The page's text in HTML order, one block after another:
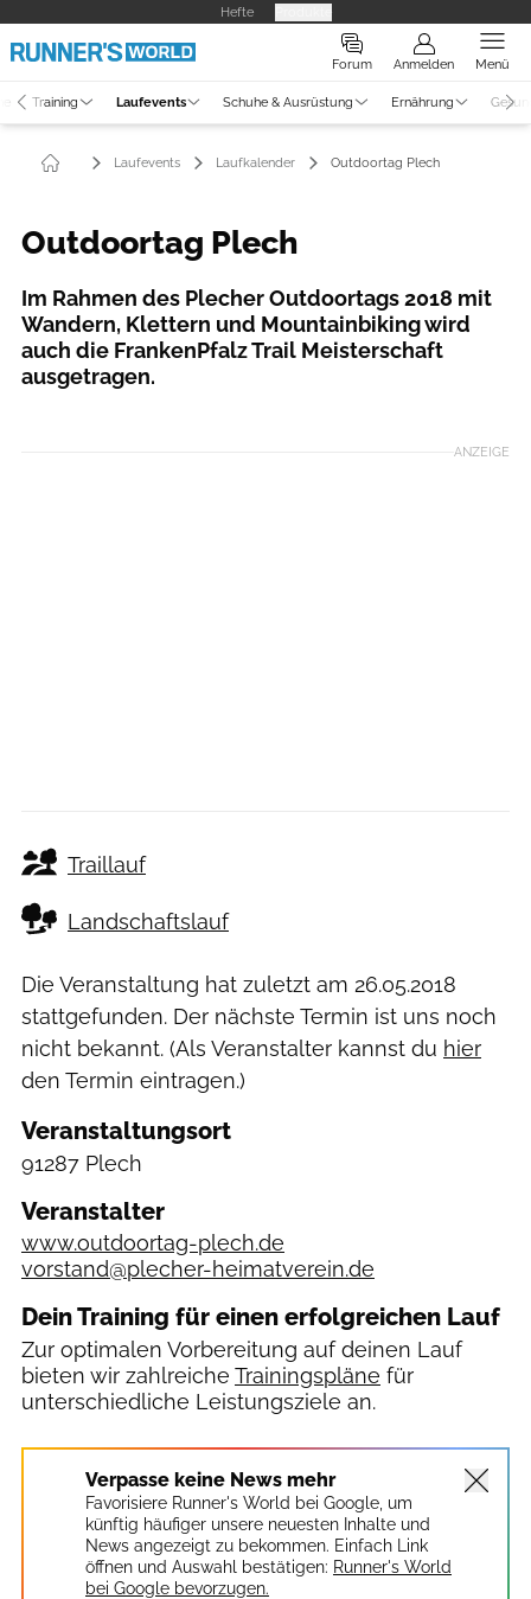
Hefte
Forum Anmelden Menü
Training Laufevents Schuhe & Ausrüstung Ernährung
Laufevents Laufkalender Outdoortag Plech
Outdoortag Plech
Im Rahmen des Plecher Outdoortags 2018 mit
Wandern, Klettern und Mountainbiking wird
auch die FrankenPfalz Trail Meisterschaft
ausgetragen.
ANZEIGE
Traillauf
Landschaftslauf
Die Veranstaltung hat zuletzt am 26.05.2018
stattgefunden. Der nächste Termin ist uns noch
nicht bekannt. (Als Veranstalter kannst du hier
den Termin eintragen.)
Veranstaltungsort
91287 Plech
Veranstalter
www.outdoortag-plech.de
vorstand@plecher-heimatverein.de
Dein Training für einen erfolgreichen Lauf
Zur optimalen Vorbereitung auf deinen Lauf
bieten wir zahlreiche Trainingspläne für
unterschiedliche Leistungsziele an.
Verpasse keine News mehr
Favorisiere Runner's World bei Google, um
künftig häufiger unsere neuesten Inhalte und
News angezeigt zu bekommen. Einfach Link
öffnen und Auswahl bestätigen: Runner's World
bei Google bevorzugen.